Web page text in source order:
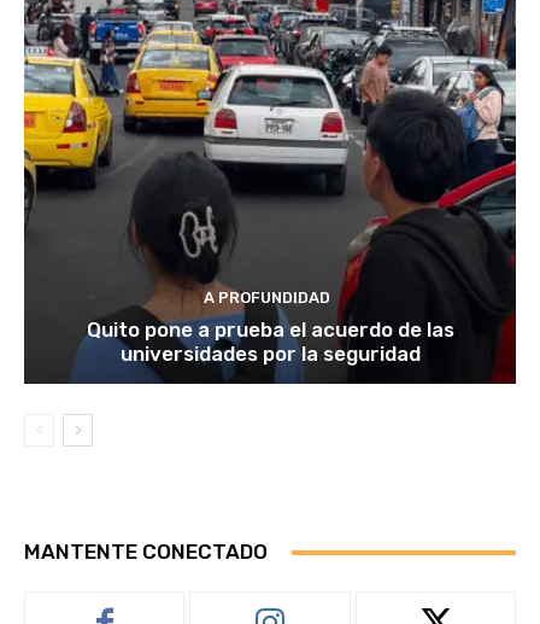
A PROFUNDIDAD
Quito pone a prueba el acuerdo de las
universidades por la seguridad
MANTENTE CONECTADO